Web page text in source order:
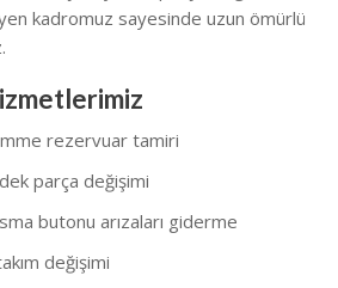
kadromuz sayesinde uzun ömürlü
rezervuar tamiri
parça değişimi
butonu arızaları giderme
değişimi